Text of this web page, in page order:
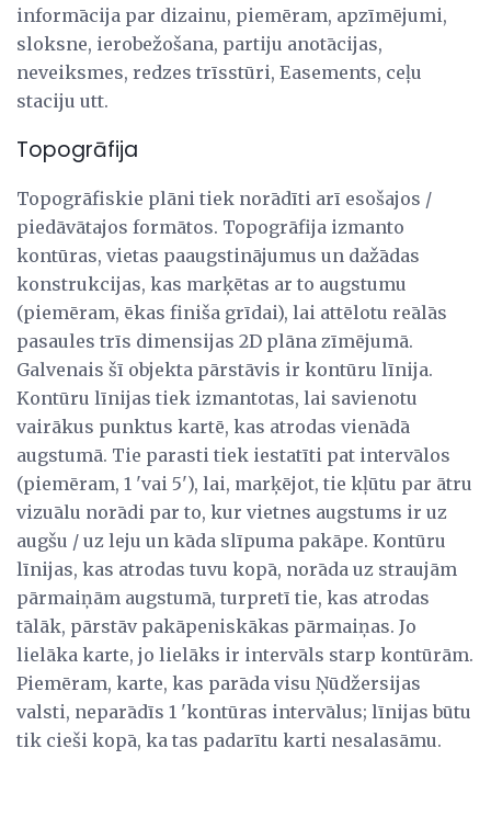
informācija par dizainu, piemēram, apzīmējumi,
sloksne, ierobežošana, partiju anotācijas,
neveiksmes, redzes trīsstūri, Easements, ceļu
staciju utt.
Topogrāfija
Topogrāfiskie plāni tiek norādīti arī esošajos /
piedāvātajos formātos. Topogrāfija izmanto
kontūras, vietas paaugstinājumus un dažādas
konstrukcijas, kas marķētas ar to augstumu
(piemēram, ēkas finiša grīdai), lai attēlotu reālās
pasaules trīs dimensijas 2D plāna zīmējumā.
Galvenais šī objekta pārstāvis ir kontūru līnija.
Kontūru līnijas tiek izmantotas, lai savienotu
vairākus punktus kartē, kas atrodas vienādā
augstumā. Tie parasti tiek iestatīti pat intervālos
(piemēram, 1 'vai 5'), lai, marķējot, tie kļūtu par ātru
vizuālu norādi par to, kur vietnes augstums ir uz
augšu / uz leju un kāda slīpuma pakāpe. Kontūru
līnijas, kas atrodas tuvu kopā, norāda uz straujām
pārmaiņām augstumā, turpretī tie, kas atrodas
tālāk, pārstāv pakāpeniskākas pārmaiņas. Jo
lielāka karte, jo lielāks ir intervāls starp kontūrām.
Piemēram, karte, kas parāda visu Ņūdžersijas
valsti, neparādīs 1 'kontūras intervālus; līnijas būtu
tik cieši kopā, ka tas padarītu karti nesalasāmu.